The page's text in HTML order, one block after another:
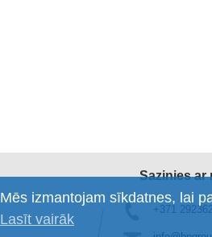
Mēs izmantojam sīkdatnes, lai
Lasīt vairāk
Sazinies ar
+371